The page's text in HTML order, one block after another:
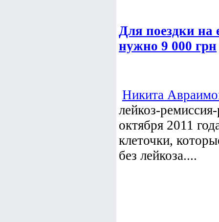
Для поездки на
нужно 9 000 грн
Никита
лейкоз-
октября 2011
клеточки,
без лейкоза....